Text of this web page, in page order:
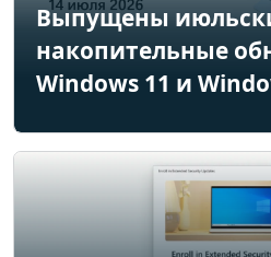
Выпущены
накопительные
Windows 11 и